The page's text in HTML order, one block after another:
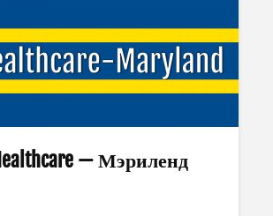
— Мэриленд